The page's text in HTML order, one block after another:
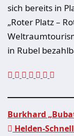
sich bereits in
„Roter Platz –
in Rubel
Burkhard
Helden-